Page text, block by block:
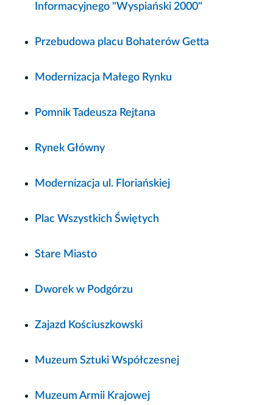
Informacyjnego "Wyspiański 2000"
Przebudowa placu Bohaterów Getta
Modernizacja Małego Rynku
Pomnik Tadeusza Rejtana
Rynek Główny
Modernizacja ul. Floriańskiej
Plac Wszystkich Świętych
Stare Miasto
Dworek w Podgórzu
Zajazd Kościuszkowski
Muzeum Sztuki Współczesnej
Muzeum Armii Krajowej